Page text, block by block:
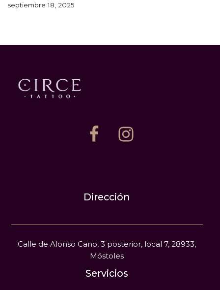
septiembre 18, 2025
Dirección
Calle de Alonso Cano, 3 posterior, local 7, 28933,
Móstoles
Servicios